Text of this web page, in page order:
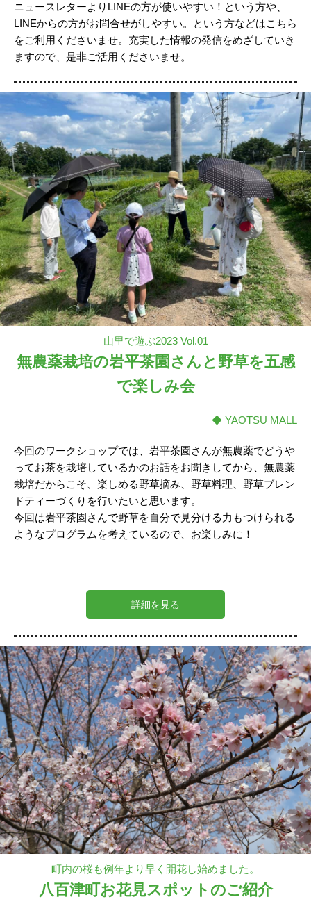
ニュースレターよりLINEの方が使いやすい！という方や、
LINEからの方がお問合せがしやすい。という方などはこちら
をご利用くださいませ。充実した情報の発信をめざしていき
ますので、是非ご活用くださいませ。
山里で遊ぶ2023 Vol.01
無農薬栽培の岩平茶園さんと野草を五感
で楽しみ会
◆ YAOTSU MALL
今回のワークショップでは、岩平茶園さんが無農薬でどうや
ってお茶を栽培しているかのお話をお聞きしてから、無農薬
栽培だからこそ、楽しめる野草摘み、野草料理、野草ブレン
ドティーづくりを行いたいと思います。
今回は岩平茶園さんで野草を自分で見分ける力もつけられる
ようなプログラムを考えているので、お楽しみに！
詳細を見る
町内の桜も例年より早く開花し始めました。
八百津町お花見スポットのご紹介